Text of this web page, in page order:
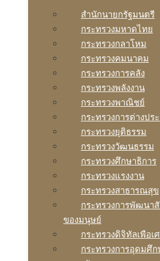
สํานักนายกรัฐมนตรี
กระทรวงมหาดไทย
กระทรวงกลาโหม
กระทรวงคมนาคม
กระทรวงการคลัง
กระทรวงพลังงาน
กระทรวงพาณิชย์
กระทรวงการต่างปร
กระทรวงยุติธรรม
กระทรวงวัฒนธรรม
กระทรวงศึกษาธิการ
กระทรวงแรงงาน
กระทรวงสาธารณสุข
กระทรวงการพัฒนา
ของมนุษย์
กระทรวงดิจิทัลเพือ
กระทรวงการอุดมศึ